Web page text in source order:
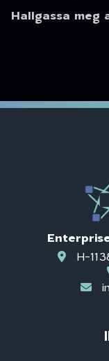
Hallgassa meg
H-